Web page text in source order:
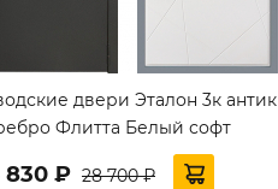
двери Эталон 3к антик
Флитта Белый софт
830 ₽ 28 700 ₽